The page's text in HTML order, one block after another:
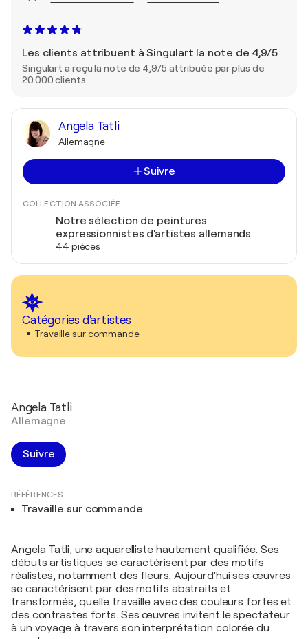
Les clients attribuent à Singulart la note de 4,9/5
Singulart a reçu la note de 4,9/5 attribuée par plus de
20 000 clients.
Angela Tatli
Allemagne
Suivre
COLLECTION ASSOCIÉE
Notre sélection de peintures
expressionnistes d'artistes allemands
44 pièces
Catégories d'artistes
Travaille sur commande
Angela Tatli
Allemagne
Suivre
RÉFÉRENCES
Travaille sur commande
Angela Tatli, une aquarelliste hautement qualifiée. Ses
débuts artistiques se caractérisent par des motifs
réalistes, notamment des fleurs. Aujourd'hui ses œuvres
se caractérisent par des motifs abstraits et
transformés, qu'elle travaille avec des couleurs fortes et
des contrastes forts. Ses œuvres invitent le spectateur
à un voyage à travers son interprétation colorée du